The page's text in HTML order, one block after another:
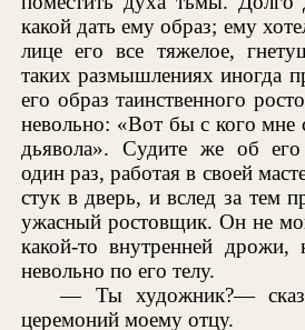
какой дать ему образ; ему
лице его все тяжелое,
таких размышлениях иногда
его образ таинственного
невольно: «Вот бы с кого мне
дьявола». Судите же об его
один раз, работая в своей
стук в дверь, и вслед за тем
ужасный ростовщик. Он не
какой-то внутренней дрожи,
невольно по его телу.
— Ты художник?—
церемоний моему отцу.